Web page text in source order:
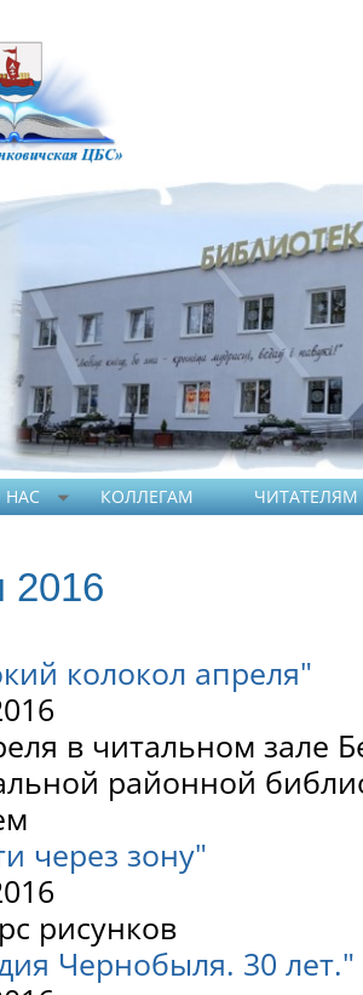
НАС КОЛЛЕГАМ ЧИТАТЕЛЯМ
2016
колокол апреля"
в читальном зале
районной
через зону"
рисунков
Чернобыля. 30 лет."